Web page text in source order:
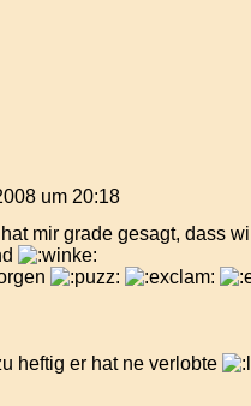
um 20:18
mir grade gesagt, dass
heftig er hat ne verlobte